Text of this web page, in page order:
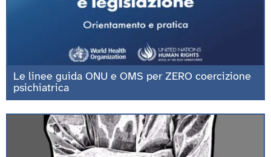
Le linee guida ONU e OMS per ZERO coercizione
psichiatrica